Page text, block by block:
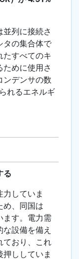
列に接続さ
タの集合体で
たすべてのキ
めに使用さ
ンデンサの数
れるエネルギ
る
していま
め、同国は
ます。電力需
設備を備え
ており、これ
ししていま